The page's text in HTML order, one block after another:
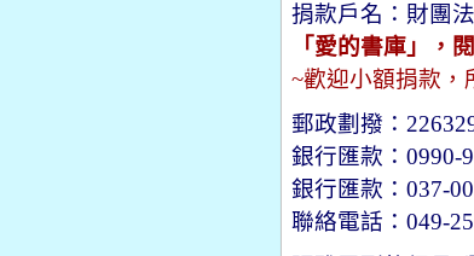
捐款戶名：財團
「愛的書庫」，
~歡迎小額捐款，
郵政劃撥：
銀行匯款： 0990-
銀行匯款： 037-
聯絡電話： 049-